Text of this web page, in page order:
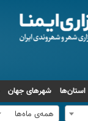
استان‌ها شهرهای جهان
همه‌ی ماه‌ها